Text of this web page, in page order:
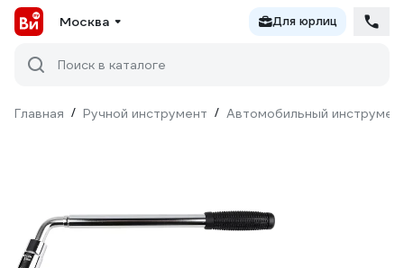
Москва Для юрлиц
Поиск в каталоге
Главная / Ручной инструмент / Автомобильный